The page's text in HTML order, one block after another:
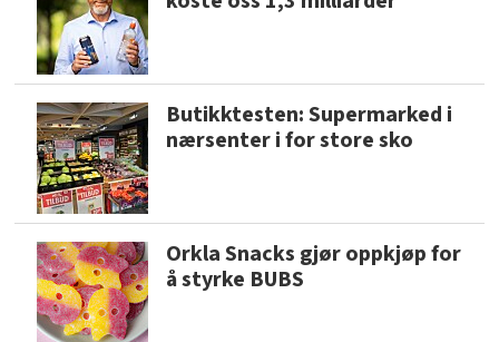
Butikktesten: Supermarked i
nærsenter i for store sko
Orkla Snacks gjør oppkjøp for
å styrke BUBS